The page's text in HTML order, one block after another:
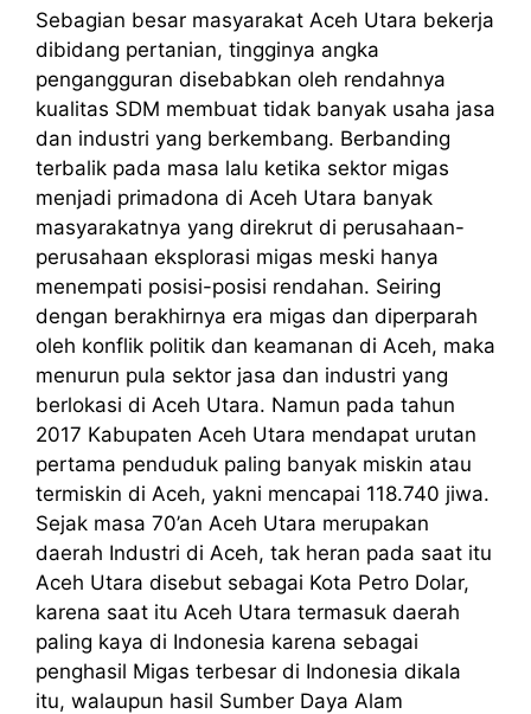
Sebagian besar masyarakat Aceh Utara bekerja
dibidang pertanian, tingginya angka
pengangguran disebabkan oleh rendahnya
kualitas SDM membuat tidak banyak usaha jasa
dan industri yang berkembang. Berbanding
terbalik pada masa lalu ketika sektor migas
menjadi primadona di Aceh Utara banyak
masyarakatnya yang direkrut di perusahaan-
perusahaan eksplorasi migas meski hanya
menempati posisi-posisi rendahan. Seiring
dengan berakhirnya era migas dan diperparah
oleh konflik politik dan keamanan di Aceh, maka
menurun pula sektor jasa dan industri yang
berlokasi di Aceh Utara. Namun pada tahun
2017 Kabupaten Aceh Utara mendapat urutan
pertama penduduk paling banyak miskin atau
termiskin di Aceh, yakni mencapai 118.740 jiwa.
Sejak masa 70’an Aceh Utara merupakan
daerah Industri di Aceh, tak heran pada saat itu
Aceh Utara disebut sebagai Kota Petro Dolar,
karena saat itu Aceh Utara termasuk daerah
paling kaya di Indonesia karena sebagai
penghasil Migas terbesar di Indonesia dikala
itu, walaupun hasil Sumber Daya Alam